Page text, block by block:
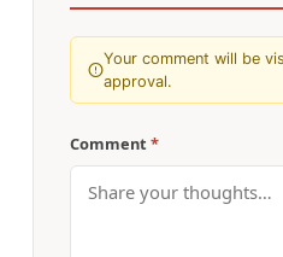
Your comment will be
approval.
Comment *